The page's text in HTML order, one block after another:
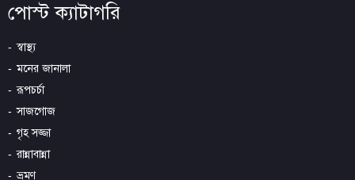
পোস্ট ক্যাটাগরি
স্বাস্থ্য
মনের জানালা
রূপচর্চা
সাজগোজ
গৃহ সজ্জা
রান্নাবান্না
ভ্রমণ